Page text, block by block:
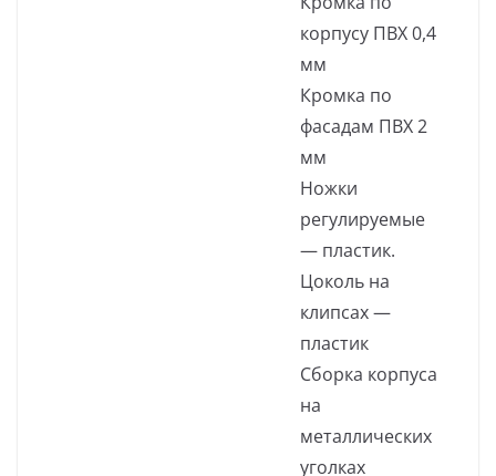
корпусу ПВХ 0,4
мм
Кромка по
фасадам ПВХ 2
мм
Ножки
регулируемые
— пластик.
Цоколь на
клипсах —
пластик
Сборка корпуса
на
металлических
уголках